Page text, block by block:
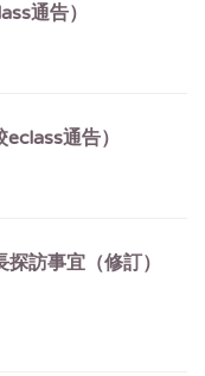
通告）
通告）
訪事宜（修訂）